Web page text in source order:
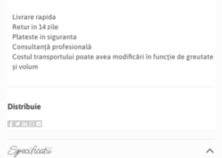
Livrare rapida
Retur in 14 zile
Plateste in siguranta
Consultanță profesională
Costul transportului poate avea modificări în funcție de greutate
și volum
Distribuie
Specificatii